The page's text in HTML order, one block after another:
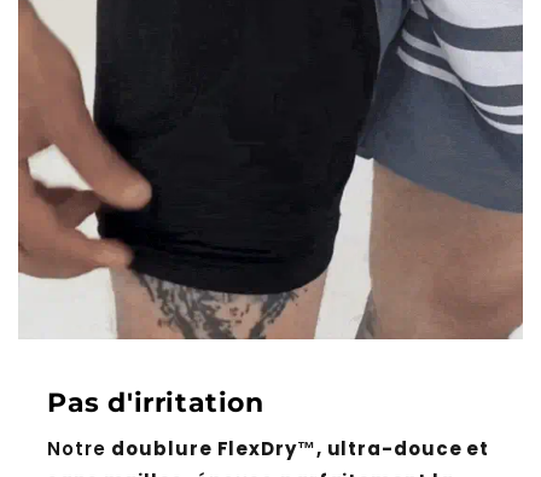
Pas d'irritation
sans mailles, épouseparfaitement la